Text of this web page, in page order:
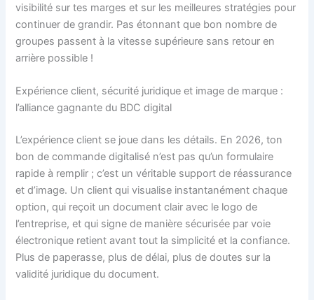
visibilité sur tes marges et sur les meilleures stratégies pour
continuer de grandir. Pas étonnant que bon nombre de
groupes passent à la vitesse supérieure sans retour en
arrière possible !
Expérience client, sécurité juridique et image de marque :
l’alliance gagnante du BDC digital
L’expérience client se joue dans les détails. En 2026, ton
bon de commande digitalisé n’est pas qu’un formulaire
rapide à remplir ; c’est un véritable support de réassurance
et d’image. Un client qui visualise instantanément chaque
option, qui reçoit un document clair avec le logo de
l’entreprise, et qui signe de manière sécurisée par voie
électronique retient avant tout la simplicité et la confiance.
Plus de paperasse, plus de délai, plus de doutes sur la
validité juridique du document.